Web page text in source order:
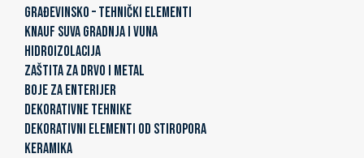
GRAĐEVINSKO – TEHNIČKI ELEMENTI
KNAUF SUVA GRADNJA I VUNA
HIDROIZOLACIJA
ZAŠTITA ZA DRVO I METAL
BOJE ZA ENTERIJER
DEKORATIVNE TEHNIKE
DEKORATIVNI ELEMENTI OD STIROPORA
KERAMIKA